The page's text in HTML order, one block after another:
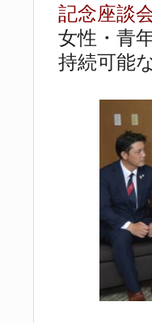
記念座談
女性・青
持続可能